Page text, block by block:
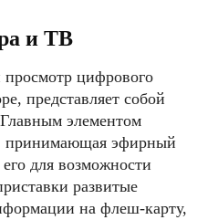
и ТВ
цифрового
представляет собой
элементом
принимающая эфирный
для возможности
развитые
на флеш-карту,